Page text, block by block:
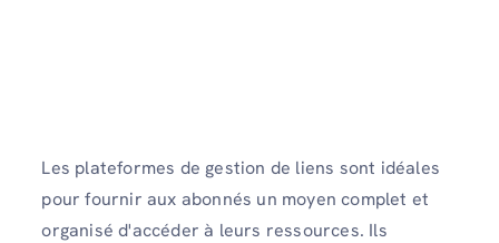
Les plateformes de gestion de liens sont idéales
pour fournir aux abonnés un moyen complet et
organisé d'accéder à leurs ressources. Ils